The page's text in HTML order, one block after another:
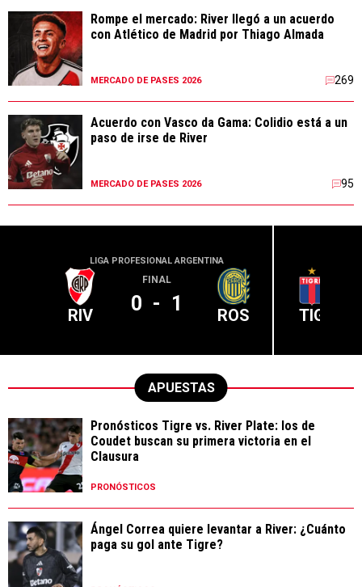
Rompe el mercado: River llegó a un acuerdo
con Atlético de Madrid por Thiago Almada
MERCADO DE PASES 2026 269
Acuerdo con Vasco da Gama: Colidio está a un
paso de irse de River
MERCADO DE PASES 2026 95
LIGA PROFESIONAL ARGENTINA
RIV
FINAL
0 - 1 ROS TIG
APUESTAS
Pronósticos Tigre vs. River Plate: los de
Coudet buscan su primera victoria en el
Clausura
PRONÓSTICOS
Ángel Correa quiere levantar a River: ¿Cuánto
paga su gol ante Tigre?